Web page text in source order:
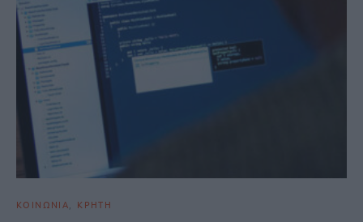
ΚΟΙΝΩΝΙΑ ΚΡΗΤΗ